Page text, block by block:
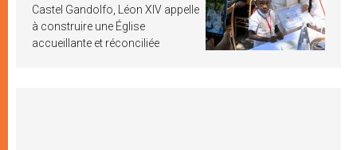
Castel Gandolfo, Léon XIV appelle
à construire une Église
accueillante et réconciliée